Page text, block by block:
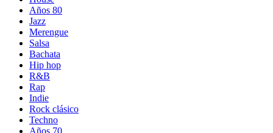
Años 80
Jazz
Merengue
Salsa
Bachata
Hip hop
R&B
Rap
Indie
Rock clásico
Techno